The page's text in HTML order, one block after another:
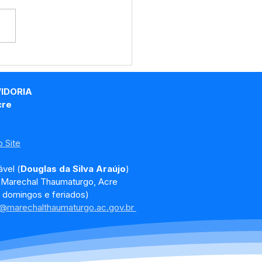
por meio da
(SEMOB), realiza
de coleta de
Site
(Douglas da Silva Araújo)
Thaumaturgo, Acre
domingos e feriados)